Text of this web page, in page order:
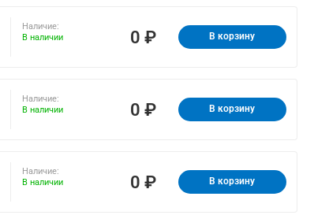
Наличие:
В наличии
0 ₽ В корзину
Наличие:
В наличии
0 ₽ В корзину
Наличие:
В наличии
0 ₽ В корзину